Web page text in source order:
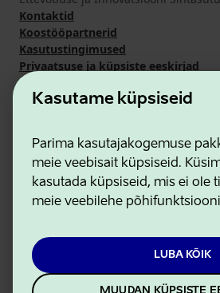
Kasutame küpsiseid
Parima kasutajakogemuse
meie veebisait küpsiseid.
kasutada küpsiseid, mis ei ole
meie veebilehe
LUBA KÕIK
Kontaktid
Koostööpartnerid
Kasutustingimused
Privaatsuse ja küpsiste eeskirjad